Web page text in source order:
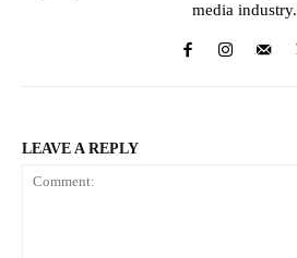
media industry.
LEAVE A REPLY